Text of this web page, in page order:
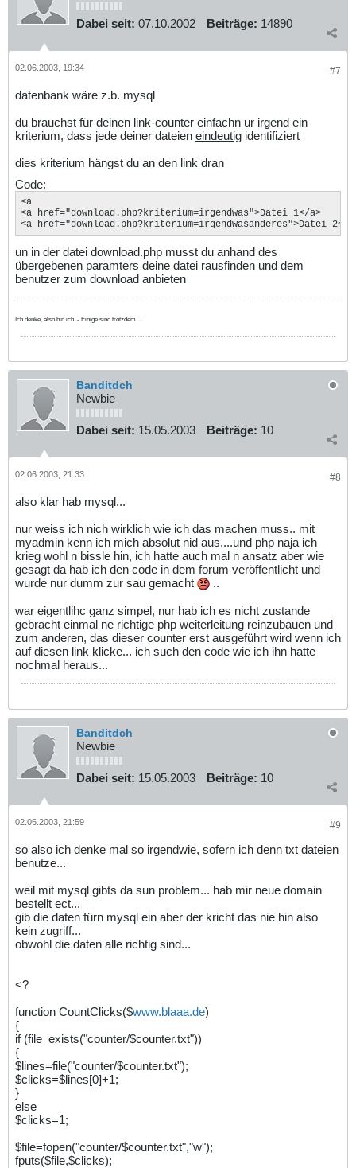
Dabei seit: 07.10.2002 Beiträge: 14890
#7
02.06.2003, 19:34
datenbank wäre z.b. mysql
du brauchst für deinen link-counter einfachn ur irgend ein
kriterium, dass jede deiner dateien eindeutig identifiziert
dies kriterium hängst du an den link dran
Code:
<a
<a href="download.php?kriterium=irgendwas">Datei 1</a>
<a href="download.php?kriterium=irgendwasanderes">Datei 2</
un in der datei download.php musst du anhand des
übergebenen paramters deine datei rausfinden und dem
benutzer zum download anbieten
Ich denke, also bin ich. - Einige sind trotzdem...
Banditdch
Newbie
Dabei seit: 15.05.2003 Beiträge: 10
#8
02.06.2003, 21:33
also klar hab mysql...
nur weiss ich nich wirklich wie ich das machen muss.. mit
myadmin kenn ich mich absolut nid aus....und php naja ich
krieg wohl n bissle hin, ich hatte auch mal n ansatz aber wie
gesagt da hab ich den code in dem forum veröffentlicht und
wurde nur dumm zur sau gemacht
..
war eigentlihc ganz simpel, nur hab ich es nicht zustande
gebracht einmal ne richtige php weiterleitung reinzubauen und
zum anderen, das dieser counter erst ausgeführt wird wenn ich
auf diesen link klicke... ich such den code wie ich ihn hatte
nochmal heraus...
Banditdch
Newbie
Dabei seit: 15.05.2003 Beiträge: 10
#9
02.06.2003, 21:59
so also ich denke mal so irgendwie, sofern ich denn txt dateien
benutze...
weil mit mysql gibts da sun problem... hab mir neue domain
bestellt ect...
gib die daten fürn mysql ein aber der kricht das nie hin also
kein zugriff...
obwohl die daten alle richtig sind...
<?
function CountClicks($www.blaaa.de)
{
if (file_exists("counter/$counter.txt"))
{
$lines=file("counter/$counter.txt");
$clicks=$lines[0]+1;
}
else
$clicks=1;
$file=fopen("counter/$counter.txt","w");
fputs($file,$clicks);